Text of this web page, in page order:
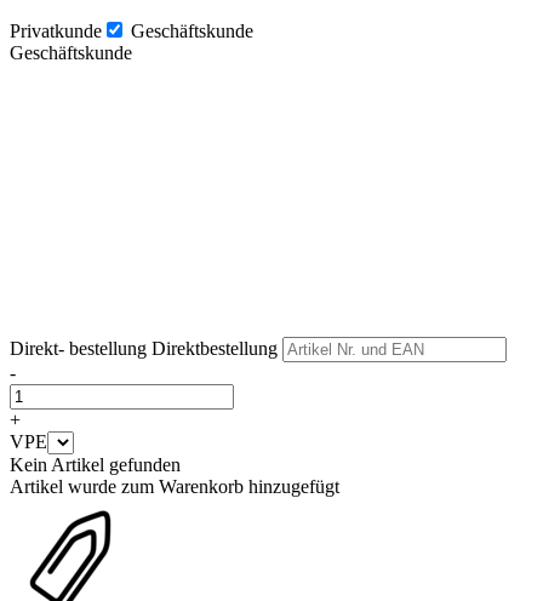
Privatkunde
Geschäftskunde
Geschäftskunde
Direkt- bestellung Direktbestellung
-
+
VPE
Kein Artikel gefunden
Artikel wurde zum Warenkorb hinzugefügt